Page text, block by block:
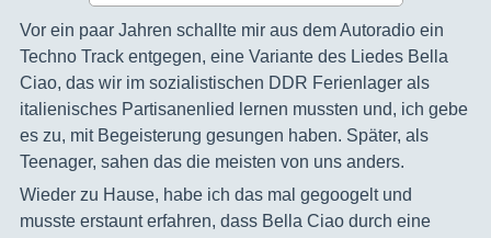
‍Vor ein paar Jahren schallte mir aus dem Autoradio ein
Techno Track entgegen, eine Variante des Liedes Bella
Ciao, das wir im sozialistischen DDR Ferienlager als
italienisches Partisanenlied lernen mussten und, ich gebe
es zu, mit Begeisterung gesungen haben. Später, als
Teenager, sahen das die meisten von uns anders.
Wieder zu Hause, habe ich das mal gegoogelt und
musste erstaunt erfahren, dass Bella Ciao durch eine